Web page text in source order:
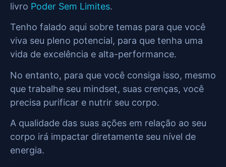
livro Poder Sem Limites.
Tenho falado aqui sobre temas para que você
viva seu pleno potencial, para que tenha uma
vida de excelência e alta-performance.
No entanto, para que você consiga isso, mesmo
que trabalhe seu mindset, suas crenças, você
precisa purificar e nutrir seu corpo.
A qualidade das suas ações em relação ao seu
corpo irá impactar diretamente seu nível de
energia.